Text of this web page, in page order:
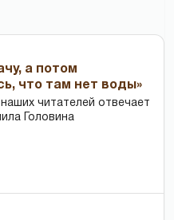
а потом
что там нет воды»
читателей отвечает
Головина